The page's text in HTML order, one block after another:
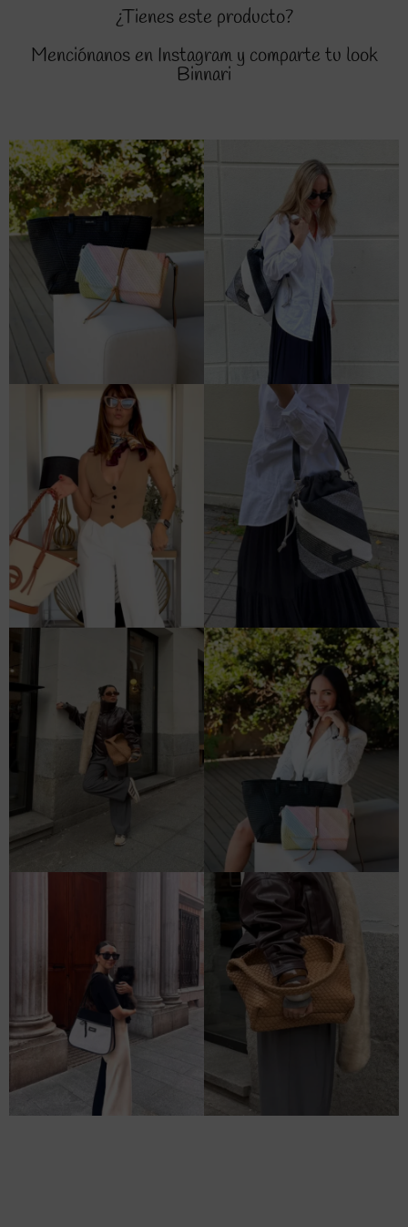
¿Tienes este producto?
Menciónanos en Instagram y comparte tu look
Binnari